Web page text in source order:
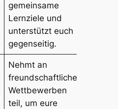
gemeinsame
Lernziele und
unterstützt euch
gegenseitig.
Nehmt an
freundschaftlichen
Wettbewerben
teil, um eure